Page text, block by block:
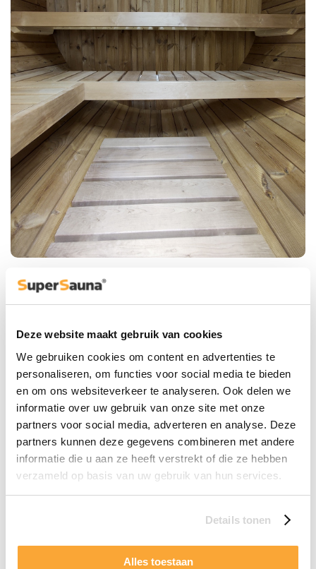
Deze website maakt gebruik van cookies
We gebruiken cookies om content en advertenties te
personaliseren, om functies voor social media te bieden
en om ons websiteverkeer te analyseren. Ook delen we
informatie over uw gebruik van onze site met onze
partners voor social media, adverteren en analyse. Deze
partners kunnen deze gegevens combineren met andere
informatie die u aan ze heeft verstrekt of die ze hebben
verzameld op basis van uw gebruik van hun services.
Details tonen
Alles toestaan